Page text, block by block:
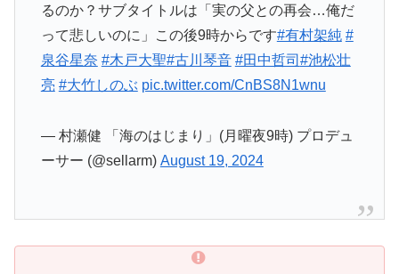
るのか？サブタイトルは「実の父との再会…俺だ
って悲しいのに」この後9時からです#有村架純 #
泉谷星奈 #木戸大聖#古川琴音 #田中哲司 #池松壮
亮 #大竹しのぶ pic.twitter.com/CnBS8N1wnu
— 村瀬健 「海のはじまり」(月曜夜9時) プロデュ
ーサー (@sellarm) August 19, 2024